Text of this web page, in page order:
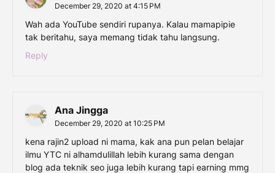
December 29, 2020 at 4:15 PM
Wah ada YouTube sendiri rupanya. Kalau mamapipie
tak beritahu, saya memang tidak tahu langsung.
Reply
Ana Jingga
December 29, 2020 at 10:25 PM
kena rajin2 upload ni mama, kak ana pun pelan belajar
ilmu YTC ni alhamdulillah lebih kurang sama dengan
blog ada teknik seo juga lebih kurang tapi earning mmg